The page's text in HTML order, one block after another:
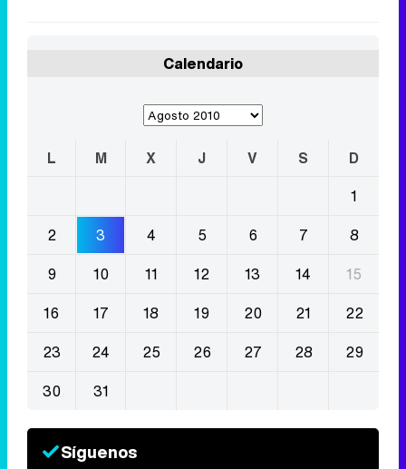
Calendario
L M X J V S
D
1
2
3 4 5 6 7
8
9
10 11 12 13 14
15
16
17 18 19 20 21
22
23
24 25 26 27 28
29
30
31
Síguenos